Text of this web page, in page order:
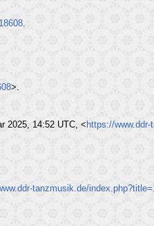
.
>.
2025, 14:52 UTC, < https://
tanzmusik.de/